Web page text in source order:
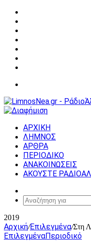
ΑΡΧΙΚΗ
ΛΗΜΝΟΣ
ΑΡΘΡΑ
ΠΕΡΙΟΔΙΚΟ
ΑΝΑΚΟΙΝΩΣΕΙΣ
ΑΚΟΥΣΤΕ
Article
2019
Αρχική/Επιλεγμένα/Στη
ΕπιλεγμέναΠεριοδικό